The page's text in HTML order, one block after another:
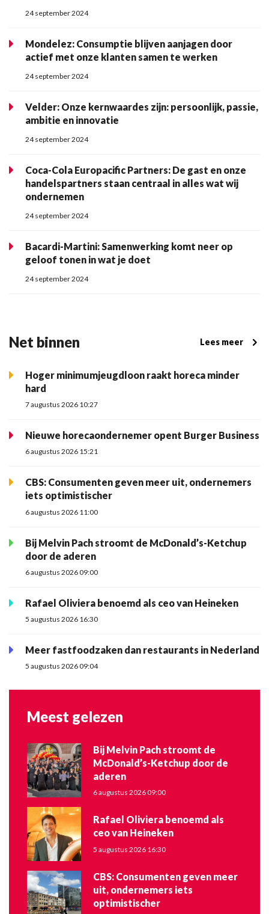
24 september 2024
Mondelez: Consumptie blijven aanjagen door
actief met onze klanten samen te werken
24 september 2024
Velder: Onze kernwaardes zijn: persoonlijk, passie,
ambitie en innovatie
24 september 2024
Coca-Cola Europacific Partners: De gast en onze
handelspartners staan centraal in alles wat wij
ondernemen
24 september 2024
Bacardi-Martini: Samenwerking komt neer op
geloof tonen in wat je doet
24 september 2024
Net binnen Lees meer
Hoger minimumjeugdloon raakt horeca minder
hard
7 augustus 2026 10:27
Nieuwe horecaondernemer opent Burger Business
6 augustus 2026 15:21
CBS: Consumenten geven meer uit, ondernemers
iets optimistischer
6 augustus 2026 11:00
Bij Melvin Pach stroomt de McDonald’s-Ketchup
door de aderen
6 augustus 2026 09:00
Rafael Oliviera benoemd als ceo van Heineken
5 augustus 2026 16:30
Meer fastfoodzaken dan restaurants in Nederland
5 augustus 2026 09:04
Meest gelezen
Bij Melvin Pach stroomt de
McDonald’s-Ketchup door de
aderen
6 augustus 2026 09:00
Rafael Oliviera benoemd als
ceo van Heineken
5 augustus 2026 16:30
CBS: Consumenten geven meer
uit, ondernemers iets
optimistischer